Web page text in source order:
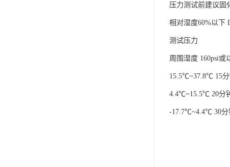
压力测试前建议固
相对湿度60%以下
测试压力
周围湿度 160psi或
15.5℃~37.8℃ 15分
4.4℃~15.5℃ 20分
-17.7℃~4.4℃ 30分